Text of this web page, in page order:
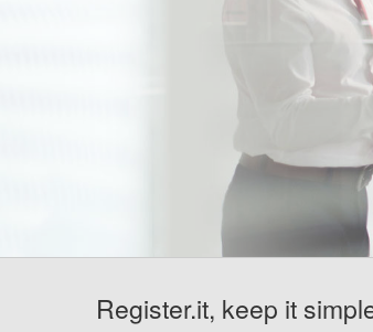
Register.it, keep it